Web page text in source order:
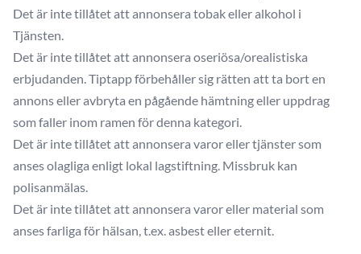
Det är inte tillåtet att annonsera tobak eller alkohol i
Tjänsten.
Det är inte tillåtet att annonsera oseriösa/orealistiska
erbjudanden. Tiptapp förbehåller sig rätten att ta bort en
annons eller avbryta en pågående hämtning eller uppdrag
som faller inom ramen för denna kategori.
Det är inte tillåtet att annonsera varor eller tjänster som
anses olagliga enligt lokal lagstiftning. Missbruk kan
polisanmälas.
Det är inte tillåtet att annonsera varor eller material som
anses farliga för hälsan, t.ex. asbest eller eternit.